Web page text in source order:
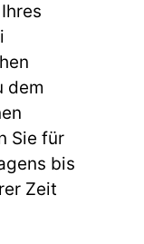
dem
Sie für
bis
Zeit